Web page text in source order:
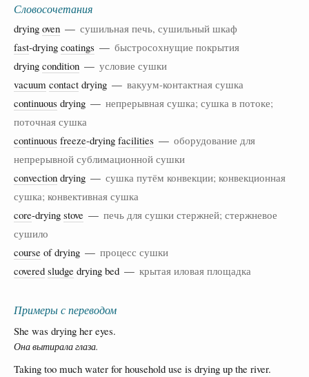
Словосочетания
drying oven — сушильная печь, сушильный шкаф
fast-drying coatings — быстросохнущие покрытия
drying condition — условие сушки
vacuum contact drying — вакуум-контактная сушка
continuous drying — непрерывная сушка; сушка в потоке;
поточная сушка
continuous freeze-drying facilities — оборудование для
непрерывной сублимационной сушки
convection drying — сушка путём конвекции; конвекционная
сушка; конвективная сушка
core-drying stove — печь для сушки стержней; стержневое
сушило
course of drying — процесс сушки
covered sludge drying bed — крытая иловая площадка
Примеры с переводом
She was drying her eyes.
Она вытирала глаза.
Taking too much water for household use is drying up the river.